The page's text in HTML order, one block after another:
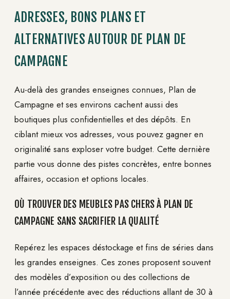
ADRESSES, BONS PLANS ET
ALTERNATIVES AUTOUR DE PLAN DE
CAMPAGNE
Au-delà des grandes enseignes connues, Plan de
Campagne et ses environs cachent aussi des
boutiques plus confidentielles et des dépôts. En
ciblant mieux vos adresses, vous pouvez gagner en
originalité sans exploser votre budget. Cette dernière
partie vous donne des pistes concrètes, entre bonnes
affaires, occasion et options locales.
OÙ TROUVER DES MEUBLES PAS CHERS À PLAN DE
CAMPAGNE SANS SACRIFIER LA QUALITÉ
Repérez les espaces déstockage et fins de séries dans
les grandes enseignes. Ces zones proposent souvent
des modèles d’exposition ou des collections de
l’année précédente avec des réductions allant de 30 à